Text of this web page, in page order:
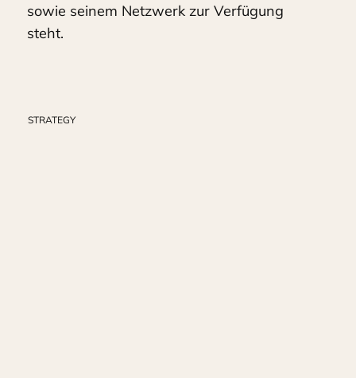
sowie seinem Netzwerk zur Verfügung
steht.
STRATEGY